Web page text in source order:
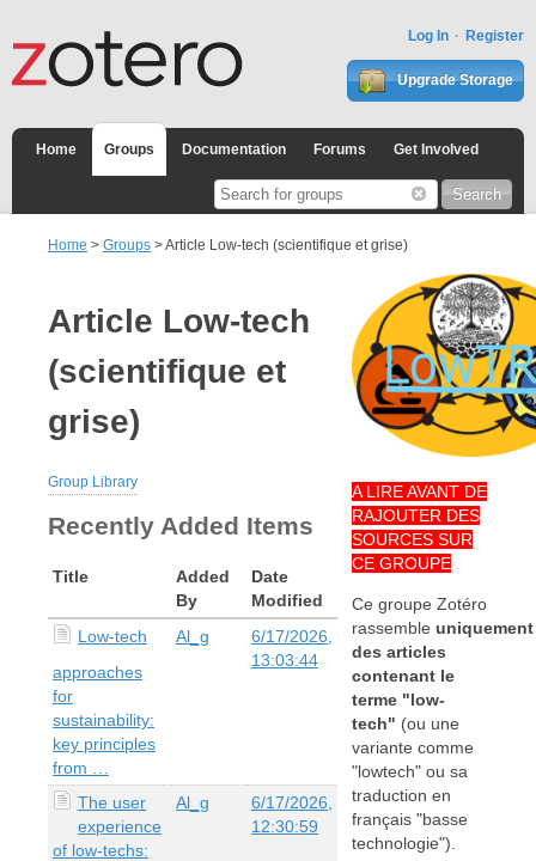
Log In Register
Upgrade Storage
Home Groups Documentation Forums Get Involved
Home > Groups > Article Low-tech (scientifique et grise)
Article Low-tech
(scientifique et
grise)
Group Library
Recently Added Items
Title
Added
By
Date
Modified
Low-tech
approaches
for
sustainability:
key principles
from …
Al_g
6/17/2026,
13:03:44
The user
experience
of low-techs:
Al_g
6/17/2026,
12:30:59
A LIRE AVANT DE
RAJOUTER DES
SOURCES SUR
CE GROUPE
Ce groupe Zotéro
rassemble uniquement
des articles
contenant le
terme "low-
tech" (ou une
variante comme
"lowtech" ou sa
traduction en
français "basse
technologie").